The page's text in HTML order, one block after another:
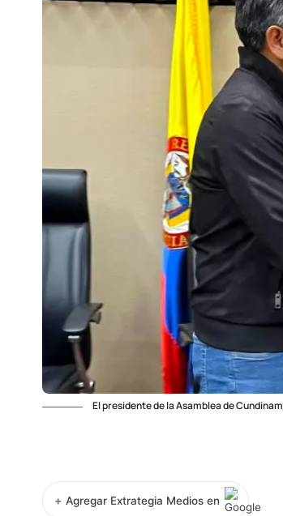
El presidente de la Asamblea de
+ Agregar Extrategia Medios en